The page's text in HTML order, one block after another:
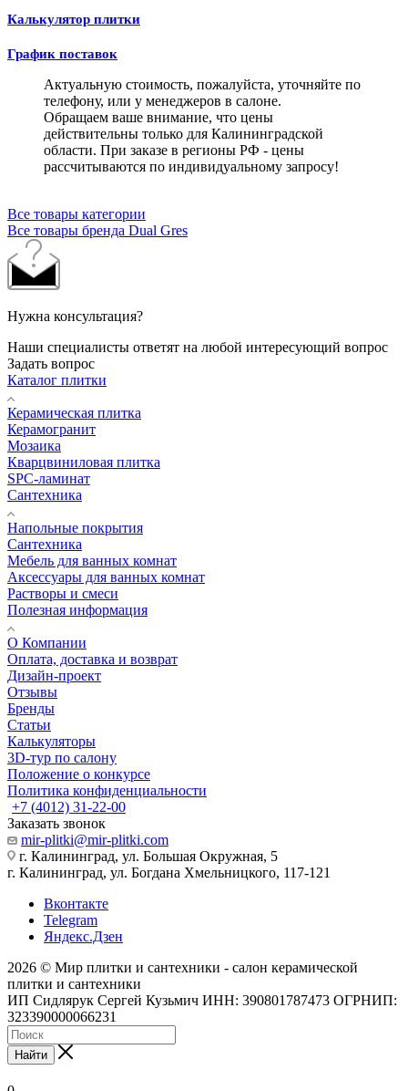
Калькулятор плитки
График поставок
Актуальную стоимость, пожалуйста, уточняйте по
телефону, или у менеджеров в салоне.
Обращаем ваше внимание, что цены
действительны только для Калининградской
области. При заказе в регионы РФ - цены
рассчитываются по индивидуальному запросу!
Все товары категории
Все товары бренда Dual Gres
Нужна консультация?
Наши специалисты ответят на любой интересующий вопрос
Задать вопрос
Каталог плитки
Керамическая плитка
Керамогранит
Мозаика
Кварцвиниловая плитка
SPC-ламинат
Сантехника
Напольные покрытия
Сантехника
Мебель для ванных комнат
Аксессуары для ванных комнат
Растворы и смеси
Полезная информация
О Компании
Оплата, доставка и возврат
Дизайн-проект
Отзывы
Бренды
Статьи
Калькуляторы
3D-тур по салону
Положение о конкурсе
Политика конфиденциальности
+7 (4012) 31-22-00
Заказать звонок
mir-plitki@mir-plitki.com
г. Калининград, ул. Большая Окружная, 5
г. Калининград, ул. Богдана Хмельницкого, 117-121
Вконтакте
Telegram
Яндекс.Дзен
2026 © Мир плитки и сантехники - салон керамической
плитки и сантехники
ИП Сидлярук Сергей Кузьмич ИНН: 390801787473 ОГРНИП:
323390000066231
Найти